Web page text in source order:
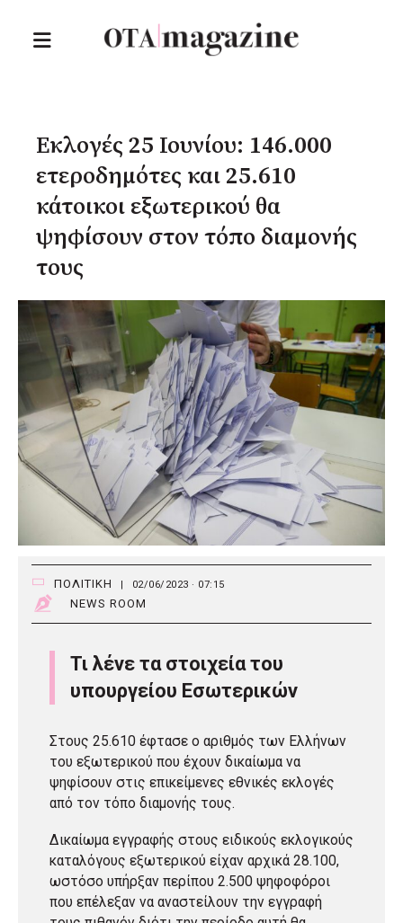
Εκλογές 25 Ιουνίου: 146.000
ετεροδημότες και 25.610
κάτοικοι εξωτερικού θα
ψηφίσουν στον τόπο διαμονής
τους
ΠΟΛΙΤΙΚΗ | 02/06/2023 · 07:15
NEWS ROOM
Τι λένε τα στοιχεία του
υπουργείου Εσωτερικών
Στους 25.610 έφτασε ο αριθμός των Ελλήνων
του εξωτερικού που έχουν δικαίωμα να
ψηφίσουν στις επικείμενες εθνικές εκλογές
από τον τόπο διαμονής τους.
Δικαίωμα εγγραφής στους ειδικούς εκλογικούς
καταλόγους εξωτερικού είχαν αρχικά 28.100,
ωστόσο υπήρξαν περίπου 2.500 ψηφοφόροι
που επέλεξαν να αναστείλουν την εγγραφή